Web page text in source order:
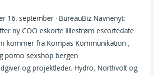
16. september · BureauBiz Navnenyt:
ny COO eskorte lillestrøm escortedate
kommer fra Kompas Kommunikation ,
porno sexshop bergen
og projektleder. Hydro, Northvolt og